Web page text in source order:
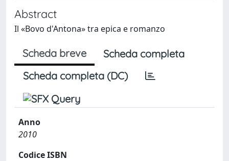
Abstract
Il «Bovo d'Antona» tra epica e romanzo
Scheda breve
Scheda completa
Scheda completa (DC)
Anno
2010
Codice ISBN